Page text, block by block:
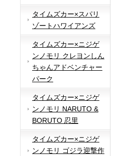
タイムズカー×スパリ
ゾートハワイアンズ
タイムズカー×ニジゲ
ンノモリ クレヨンしん
ちゃんアドベンチャー
パーク
タイムズカー×ニジゲ
ンノモリ NARUTO &
BORUTO 忍里
タイムズカー×ニジゲ
ンノモリ ゴジラ迎撃作